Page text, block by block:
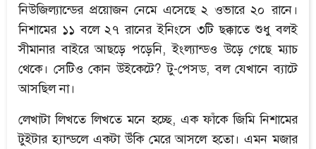
নিউজিল্যান্ডের প্রয়োজন নেমে এসেছে ২ ওভারে ২০ রানে।
নিশামের ১১ বলে ২৭ রানের ইনিংসে ৩টি ছক্কাতে শুধু বলই
সীমানার বাইরে আছড়ে পড়েনি, ইংল্যান্ডও উড়ে গেছে ম্যাচ
থেকে। সেটিও কোন উইকেটে? টু-পেসড, বল যেখানে ব্যাটে
আসছিল না।
লেখাটা লিখতে লিখতে মনে হচ্ছে, এক ফাঁকে জিমি নিশামের
টুইটার হ্যান্ডলে একটা উঁকি মেরে আসলে হতো। এমন মজার